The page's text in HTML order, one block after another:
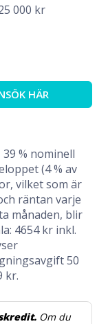
000 kr
HÄR
% nominell
(4 % av
vilket som är
räntan varje
månaden, blir
4654 kr inkl.
50
kr.
Om du